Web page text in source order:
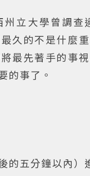
立大學曾調查
久的不是什
最先著手的事
的事了。
的五分鐘以內）